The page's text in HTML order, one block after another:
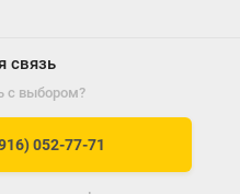
связь
с выбором?
052-77-71